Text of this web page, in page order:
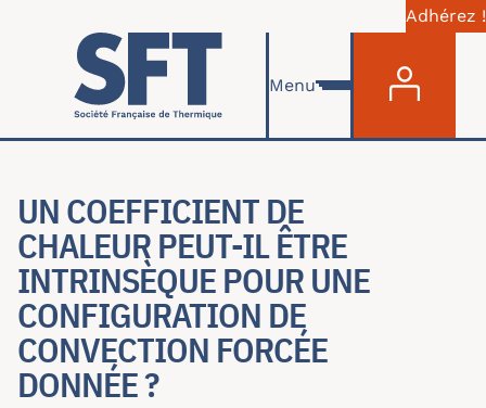
Aller au contenu principal
Adhérez !
Menu
UN COEFFICIENT DE
CHALEUR PEUT-IL ÊTRE
INTRINSÈQUE POUR UNE
CONFIGURATION DE
CONVECTION FORCÉE
DONNÉE ?